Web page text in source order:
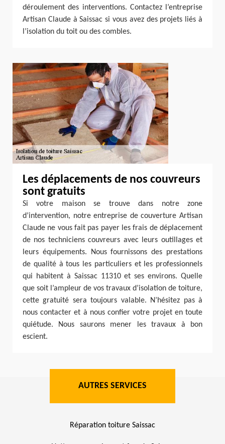
déroulement des interventions. Contactez l’entreprise
Artisan Claude à Saissac si vous avez des projets liés à
l’isolation du toit ou des combles.
Les déplacements de nos couvreurs
sont gratuits
Si votre maison se trouve dans notre zone
d’intervention, notre entreprise de couverture Artisan
Claude ne vous fait pas payer les frais de déplacement
de nos techniciens couvreurs avec leurs outillages et
leurs équipements. Nous fournissons des prestations
de qualité à tous les particuliers et les professionnels
qui habitent à Saissac 11310 et ses environs. Quelle
que soit l’ampleur de vos travaux d’isolation de toiture,
cette gratuité sera toujours valable. N’hésitez pas à
nous contacter et à nous confier votre projet en toute
quiétude. Nous saurons mener les travaux à bon
escient.
AUTRES SERVICES
Réparation toiture Saissac